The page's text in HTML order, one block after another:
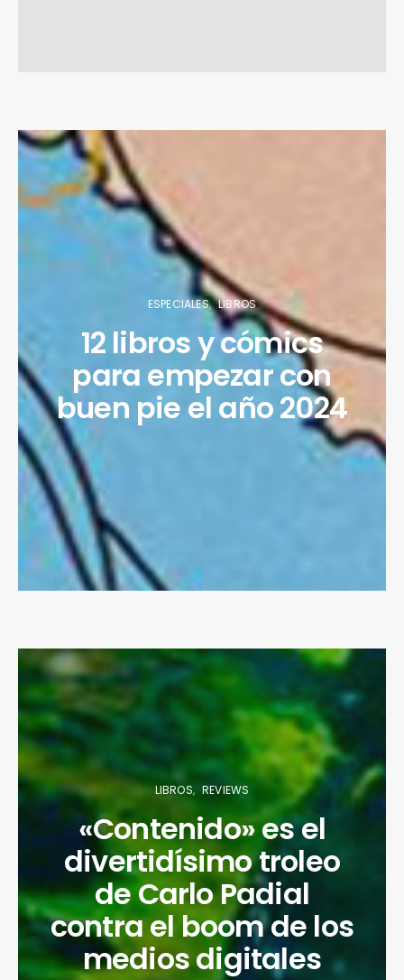
ESPECIALES LIBROS
12 libros y cómics
para empezar con
buen pie el año 2024
LIBROS REVIEWS
«Contenido» es el
divertidísimo troleo
de Carlo Padial
contra el boom de los
medios digitales